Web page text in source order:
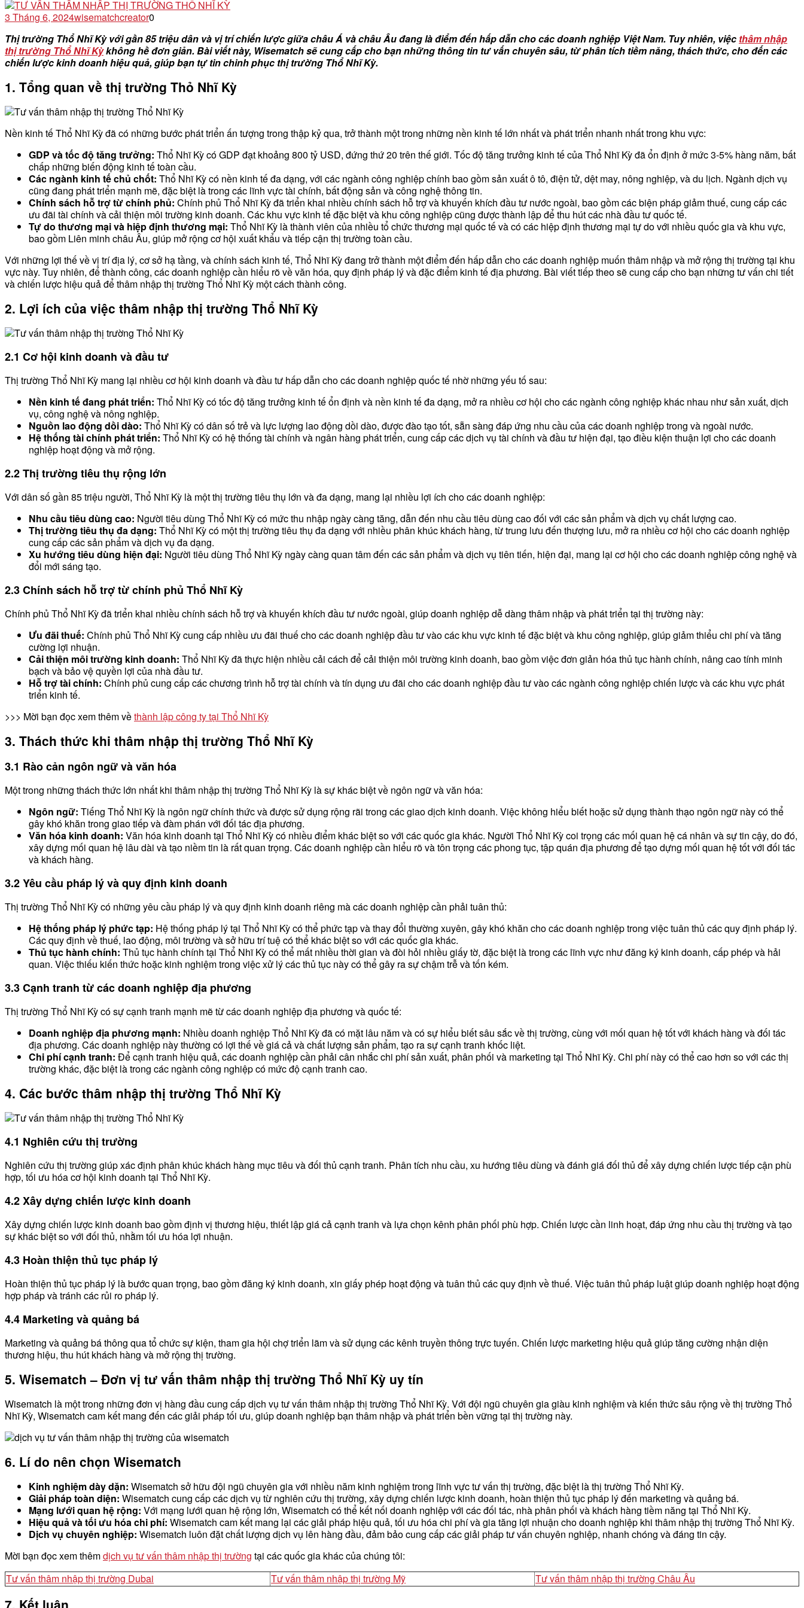
3 Tháng 6, 2024wisematchcreator0
Thị trường Thổ Nhĩ Kỳ với gần 85 triệu dân và vị trí chiến lược giữa châu Á và châu Âu đang là điểm đến hấp dẫn cho các doanh nghiệp Việt Nam. Tuy nhiên, việc thâm nhập
thị trường Thổ Nhĩ Kỳkhông hề đơn giản. Bài viết này, Wisematch sẽ cung cấp cho bạn những thông tin tư vấn chuyên sâu, từ phân tích tiềm năng, thách thức, cho đến các
chiến lược kinh doanh hiệu quả, giúp bạn tự tin chinh phục thị trường Thổ Nhĩ Kỳ.
1. Tổng quan về thị trường Thỏ Nhĩ Kỳ
Nền kinh tế Thổ Nhĩ Kỳ đã có những bước phát triển ấn tượng trong thập kỷ qua, trở thành một trong những nền kinh tế lớn nhất và phát triển nhanh nhất trong khu vực:
GDP và tốc độ tăng trưởng: Thổ Nhĩ Kỳ có GDP đạt khoảng 800 tỷ USD, đứng thứ 20 trên thế giới. Tốc độ tăng trưởng kinh tế của Thổ Nhĩ Kỳ đã ổn định ở mức 3-5% hàng năm, bất
chấp những biến động kinh tế toàn cầu.
Các ngành kinh tế chủ chốt: Thổ Nhĩ Kỳ có nền kinh tế đa dạng, với các ngành công nghiệp chính bao gồm sản xuất ô tô, điện tử, dệt may, nông nghiệp, và du lịch. Ngành dịch vụ
cũng đang phát triển mạnh mẽ, đặc biệt là trong các lĩnh vực tài chính, bất động sản và công nghệ thông tin.
Chính sách hỗ trợ từ chính phủ: Chính phủ Thổ Nhĩ Kỳ đã triển khai nhiều chính sách hỗ trợ và khuyến khích đầu tư nước ngoài, bao gồm các biện pháp giảm thuế, cung cấp các
ưu đãi tài chính và cải thiện môi trường kinh doanh. Các khu vực kinh tế đặc biệt và khu công nghiệp cũng được thành lập để thu hút các nhà đầu tư quốc tế.
Tự do thương mại và hiệp định thương mại: Thổ Nhĩ Kỳ là thành viên của nhiều tổ chức thương mại quốc tế và có các hiệp định thương mại tự do với nhiều quốc gia và khu vực,
bao gồm Liên minh châu Âu, giúp mở rộng cơ hội xuất khẩu và tiếp cận thị trường toàn cầu.
Với những lợi thế về vị trí địa lý, cơ sở hạ tầng, và chính sách kinh tế, Thổ Nhĩ Kỳ đang trở thành một điểm đến hấp dẫn cho các doanh nghiệp muốn thâm nhập và mở rộng thị trường tại khu
vực này. Tuy nhiên, để thành công, các doanh nghiệp cần hiểu rõ về văn hóa, quy định pháp lý và đặc điểm kinh tế địa phương. Bài viết tiếp theo sẽ cung cấp cho bạn những tư vấn chi tiết
và chiến lược hiệu quả để thâm nhập thị trường Thổ Nhĩ Kỳ một cách thành công.
2. Lợi ích của việc thâm nhập thị trường Thổ Nhĩ Kỳ
2.1 Cơ hội kinh doanh và đầu tư
Thị trường Thổ Nhĩ Kỳ mang lại nhiều cơ hội kinh doanh và đầu tư hấp dẫn cho các doanh nghiệp quốc tế nhờ những yếu tố sau:
Nền kinh tế đang phát triển: Thổ Nhĩ Kỳ có tốc độ tăng trưởng kinh tế ổn định và nền kinh tế đa dạng, mở ra nhiều cơ hội cho các ngành công nghiệp khác nhau như sản xuất, dịch
vụ, công nghệ và nông nghiệp.
Nguồn lao động dồi dào: Thổ Nhĩ Kỳ có dân số trẻ và lực lượng lao động dồi dào, được đào tạo tốt, sẵn sàng đáp ứng nhu cầu của các doanh nghiệp trong và ngoài nước.
Hệ thống tài chính phát triển: Thổ Nhĩ Kỳ có hệ thống tài chính và ngân hàng phát triển, cung cấp các dịch vụ tài chính và đầu tư hiện đại, tạo điều kiện thuận lợi cho các doanh
nghiệp hoạt động và mở rộng.
2.2 Thị trường tiêu thụ rộng lớn
Với dân số gần 85 triệu người, Thổ Nhĩ Kỳ là một thị trường tiêu thụ lớn và đa dạng, mang lại nhiều lợi ích cho các doanh nghiệp:
Nhu cầu tiêu dùng cao: Người tiêu dùng Thổ Nhĩ Kỳ có mức thu nhập ngày càng tăng, dẫn đến nhu cầu tiêu dùng cao đối với các sản phẩm và dịch vụ chất lượng cao.
Thị trường tiêu thụ đa dạng: Thổ Nhĩ Kỳ có một thị trường tiêu thụ đa dạng với nhiều phân khúc khách hàng, từ trung lưu đến thượng lưu, mở ra nhiều cơ hội cho các doanh nghiệp
cung cấp các sản phẩm và dịch vụ đa dạng.
Xu hướng tiêu dùng hiện đại: Người tiêu dùng Thổ Nhĩ Kỳ ngày càng quan tâm đến các sản phẩm và dịch vụ tiên tiến, hiện đại, mang lại cơ hội cho các doanh nghiệp công nghệ và
đổi mới sáng tạo.
2.3 Chính sách hỗ trợ từ chính phủ Thổ Nhĩ Kỳ
Chính phủ Thổ Nhĩ Kỳ đã triển khai nhiều chính sách hỗ trợ và khuyến khích đầu tư nước ngoài, giúp doanh nghiệp dễ dàng thâm nhập và phát triển tại thị trường này:
Ưu đãi thuế: Chính phủ Thổ Nhĩ Kỳ cung cấp nhiều ưu đãi thuế cho các doanh nghiệp đầu tư vào các khu vực kinh tế đặc biệt và khu công nghiệp, giúp giảm thiểu chi phí và tăng
cường lợi nhuận.
Cải thiện môi trường kinh doanh: Thổ Nhĩ Kỳ đã thực hiện nhiều cải cách để cải thiện môi trường kinh doanh, bao gồm việc đơn giản hóa thủ tục hành chính, nâng cao tính minh
bạch và bảo vệ quyền lợi của nhà đầu tư.
Hỗ trợ tài chính: Chính phủ cung cấp các chương trình hỗ trợ tài chính và tín dụng ưu đãi cho các doanh nghiệp đầu tư vào các ngành công nghiệp chiến lược và các khu vực phát
triển kinh tế.
>>> Mời bạn đọc xem thêm vềthành lập công ty tại Thổ Nhĩ Kỳ
3. Thách thức khi thâm nhập thị trường Thổ Nhĩ Kỳ
3.1 Rào cản ngôn ngữ và văn hóa
Một trong những thách thức lớn nhất khi thâm nhập thị trường Thổ Nhĩ Kỳ là sự khác biệt về ngôn ngữ và văn hóa:
Ngôn ngữ: Tiếng Thổ Nhĩ Kỳ là ngôn ngữ chính thức và được sử dụng rộng rãi trong các giao dịch kinh doanh. Việc không hiểu biết hoặc sử dụng thành thạo ngôn ngữ này có thể
gây khó khăn trong giao tiếp và đàm phán với đối tác địa phương.
Văn hóa kinh doanh: Văn hóa kinh doanh tại Thổ Nhĩ Kỳ có nhiều điểm khác biệt so với các quốc gia khác. Người Thổ Nhĩ Kỳ coi trọng các mối quan hệ cá nhân và sự tin cậy, do đó,
xây dựng mối quan hệ lâu dài và tạo niềm tin là rất quan trọng. Các doanh nghiệp cần hiểu rõ và tôn trọng các phong tục, tập quán địa phương để tạo dựng mối quan hệ tốt với đối tác
và khách hàng.
3.2 Yêu cầu pháp lý và quy định kinh doanh
Thị trường Thổ Nhĩ Kỳ có những yêu cầu pháp lý và quy định kinh doanh riêng mà các doanh nghiệp cần phải tuân thủ:
Hệ thống pháp lý phức tạp: Hệ thống pháp lý tại Thổ Nhĩ Kỳ có thể phức tạp và thay đổi thường xuyên, gây khó khăn cho các doanh nghiệp trong việc tuân thủ các quy định pháp lý.
Các quy định về thuế, lao động, môi trường và sở hữu trí tuệ có thể khác biệt so với các quốc gia khác.
Thủ tục hành chính: Thủ tục hành chính tại Thổ Nhĩ Kỳ có thể mất nhiều thời gian và đòi hỏi nhiều giấy tờ, đặc biệt là trong các lĩnh vực như đăng ký kinh doanh, cấp phép và hải
quan. Việc thiếu kiến thức hoặc kinh nghiệm trong việc xử lý các thủ tục này có thể gây ra sự chậm trễ và tốn kém.
3.3 Cạnh tranh từ các doanh nghiệp địa phương
Thị trường Thổ Nhĩ Kỳ có sự cạnh tranh mạnh mẽ từ các doanh nghiệp địa phương và quốc tế:
Doanh nghiệp địa phương mạnh: Nhiều doanh nghiệp Thổ Nhĩ Kỳ đã có mặt lâu năm và có sự hiểu biết sâu sắc về thị trường, cùng với mối quan hệ tốt với khách hàng và đối tác
địa phương. Các doanh nghiệp này thường có lợi thế về giá cả và chất lượng sản phẩm, tạo ra sự cạnh tranh khốc liệt.
Chi phí cạnh tranh: Để cạnh tranh hiệu quả, các doanh nghiệp cần phải cân nhắc chi phí sản xuất, phân phối và marketing tại Thổ Nhĩ Kỳ. Chi phí này có thể cao hơn so với các thị
trường khác, đặc biệt là trong các ngành công nghiệp có mức độ cạnh tranh cao.
4. Các bước thâm nhập thị trường Thổ Nhĩ Kỳ
4.1 Nghiên cứu thị trường
Nghiên cứu thị trường giúp xác định phân khúc khách hàng mục tiêu và đối thủ cạnh tranh. Phân tích nhu cầu, xu hướng tiêu dùng và đánh giá đối thủ để xây dựng chiến lược tiếp cận phù
hợp, tối ưu hóa cơ hội kinh doanh tại Thổ Nhĩ Kỳ.
4.2 Xây dựng chiến lược kinh doanh
Xây dựng chiến lược kinh doanh bao gồm định vị thương hiệu, thiết lập giá cả cạnh tranh và lựa chọn kênh phân phối phù hợp. Chiến lược cần linh hoạt, đáp ứng nhu cầu thị trường và tạo
sự khác biệt so với đối thủ, nhằm tối ưu hóa lợi nhuận.
4.3 Hoàn thiện thủ tục pháp lý
Hoàn thiện thủ tục pháp lý là bước quan trọng, bao gồm đăng ký kinh doanh, xin giấy phép hoạt động và tuân thủ các quy định về thuế. Việc tuân thủ pháp luật giúp doanh nghiệp hoạt động
hợp pháp và tránh các rủi ro pháp lý.
4.4 Marketing và quảng bá
Marketing và quảng bá thông qua tổ chức sự kiện, tham gia hội chợ triển lãm và sử dụng các kênh truyền thông trực tuyến. Chiến lược marketing hiệu quả giúp tăng cường nhận diện
thương hiệu, thu hút khách hàng và mở rộng thị trường.
5. Wisematch – Đơn vị tư vấn thâm nhập thị trường Thổ Nhĩ Kỳ uy tín
Wisematch là một trong những đơn vị hàng đầu cung cấp dịch vụ tư vấn thâm nhập thị trường Thổ Nhĩ Kỳ. Với đội ngũ chuyên gia giàu kinh nghiệm và kiến thức sâu rộng về thị trường Thổ
Nhĩ Kỳ, Wisematch cam kết mang đến các giải pháp tối ưu, giúp doanh nghiệp bạn thâm nhập và phát triển bền vững tại thị trường này.
6. Lí do nên chọn Wisematch
Kinh nghiệm dày dặn: Wisematch sở hữu đội ngũ chuyên gia với nhiều năm kinh nghiệm trong lĩnh vực tư vấn thị trường, đặc biệt là thị trường Thổ Nhĩ Kỳ.
Giải pháp toàn diện: Wisematch cung cấp các dịch vụ từ nghiên cứu thị trường, xây dựng chiến lược kinh doanh, hoàn thiện thủ tục pháp lý đến marketing và quảng bá.
Mạng lưới quan hệ rộng: Với mạng lưới quan hệ rộng lớn, Wisematch có thể kết nối doanh nghiệp với các đối tác, nhà phân phối và khách hàng tiềm năng tại Thổ Nhĩ Kỳ.
Hiệu quả và tối ưu hóa chi phí: Wisematch cam kết mang lại các giải pháp hiệu quả, tối ưu hóa chi phí và gia tăng lợi nhuận cho doanh nghiệp khi thâm nhập thị trường Thổ Nhĩ Kỳ.
Dịch vụ chuyên nghiệp: Wisematch luôn đặt chất lượng dịch vụ lên hàng đầu, đảm bảo cung cấp các giải pháp tư vấn chuyên nghiệp, nhanh chóng và đáng tin cậy.
Mời bạn đọc xem thêmdịch vụ tư vấn thâm nhập thị trường tại các quốc gia khác của chúng tôi:
Tư vấn thâm nhập thị trường Dubai
Tư vấn thâm nhập thị trường Mỹ Tư vấn thâm nhập thị trường Châu Âu
7. Kết luận